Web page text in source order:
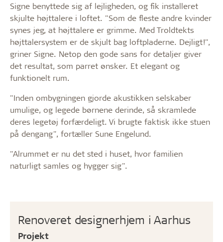
Renoveret designerhjem i Aarhus
Projekt
Signe benyttede sig af lejligheden, og fik installeret
skjulte højttalere i loftet. "Som de fleste andre kvinder
synes jeg, at højttalere er grimme. Med Troldtekts
højttalersystem er de skjult bag loftpladerne. Dejligt!",
griner Signe. Netop den gode sans for detaljer giver
det resultat, som parret ønsker. Et elegant og
funktionelt rum.
"Inden ombygningen gjorde akustikken selskaber
umulige, og legede børnene derinde, så skramlede
deres legetøj forfærdeligt. Vi brugte faktisk ikke stuen
på dengang", fortæller Sune Engelund.
"Alrummet er nu det sted i huset, hvor familien
naturligt samles og hygger sig".